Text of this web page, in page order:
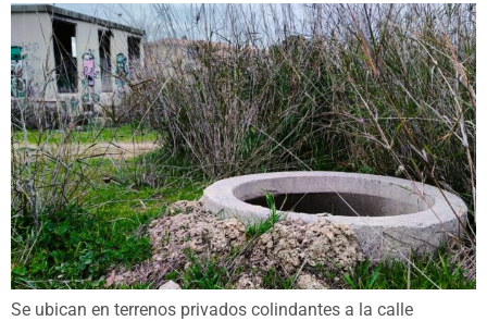
Se ubican en terrenos privados colindantes a la calle